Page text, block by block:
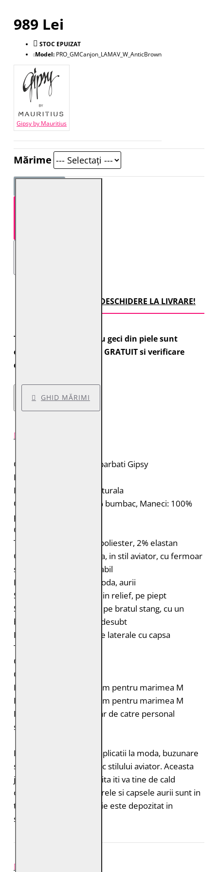
989 Lei
STOC EPUIZAT
Model: PRO_GMCanjon_LAMAV_W_AnticBrown
Gipsy by Mauritius
Mărime
TRANSPORT CU DESCHIDERE LA LIVRARE!
Toate comenzile pentru geci din piele sunt
expediate cu transport GRATUIT si verificare
colet.
GHID MĂRIMI
Geaca de piele pentru barbati Gipsy
Brand: Gipsy
Material: 100% piele naturala
Captuseala: Corp: 100% bumbac, Maneci: 100%
poliester
Guler: 100% poliester
Tiv: 84% bumbac, 14% poliester, 2% elastan
Geaca de piele captusita, in stil aviator, cu fermoar
si guler de blana, detasabil
Fermoare si capse la moda, aurii
Simboluri in stil aviator, in relief, pe piept
Simbolul aripii, in relief, pe bratul stang, cu un
buzunar cu fermoar dedesubt
Doua buzunare verticale laterale cu capsa
Tiv cu nervuri tricotate
Capsa la maneci
Croiala: Regular Fit
Lungimea spatelui: 67 cm pentru marimea M
Lungimea manecii: 69 cm pentru marimea M
Intretinere: Spalare doar de catre personal
specializat
Modelul GMCanjon cu aplicatii la moda, buzunare
si tiv cu nervuri este tipic stilului aviator. Aceasta
jacheta din piele captusita iti va tine de cald
oriunde mergi. Fermoarele si capsele aurii sunt in
tendinte. Tot ce ai nevoie este depozitat in
siguranta in buzunare.